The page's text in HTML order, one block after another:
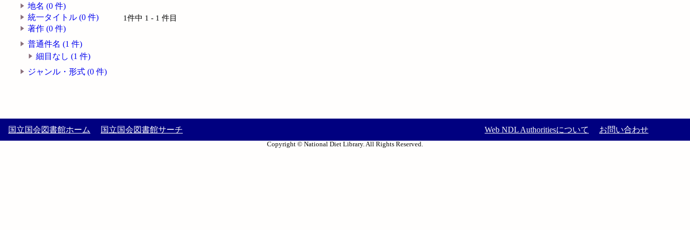
地名 (0 件)
統一タイトル (0 件)
著作 (0 件)
普通件名 (1 件)
細目なし (1 件)
ジャンル・形式 (0 件)
1件中 1 - 1 件目
国立国会図書館ホーム 国立国会図書館サーチ Web NDL Authoritiesについて お問い合わせ
Copyright © National Diet Library. All Rights Reserved.